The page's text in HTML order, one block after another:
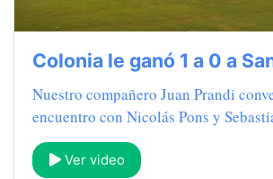
Colonia le ganó 1 a 0 a
Nuestro compañero Juan Prandi
encuentro con Nicolás Pons y
Ver video